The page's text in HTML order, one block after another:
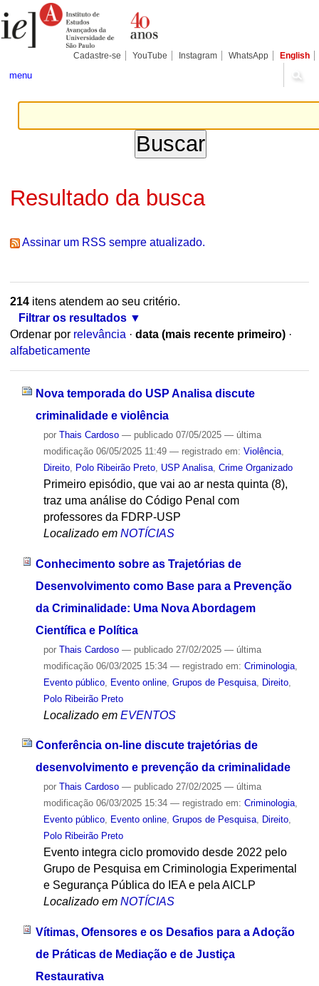
para
conteúdo.
Pessoais
Cadastre-se YouTube Instagram WhatsApp English
menu
Resultado da busca
Assinar um RSS sempre atualizado.
214itens atendem ao seu critério.
Filtrar os resultados
Ordenar por relevância · data (mais recente primeiro) ·
alfabeticamente
Nova temporada do USP Analisa discute
criminalidade e violência
por Thais Cardoso — publicado07/05/2025 — última
modificação06/05/2025 11:49 — registrado em: Violência,
Direito, Polo Ribeirão Preto, USP Analisa, Crime Organizado
Primeiro episódio, que vai ao ar nesta quinta (8),
traz uma análise do Código Penal com
professores da FDRP-USP
Localizado em NOTÍCIAS
Conhecimento sobre as Trajetórias de
Desenvolvimento como Base para a Prevenção
da Criminalidade: Uma Nova Abordagem
Científica e Política
por Thais Cardoso — publicado27/02/2025 — última
modificação06/03/2025 15:34 — registrado em: Criminologia,
Evento público, Evento online, Grupos de Pesquisa, Direito,
Polo Ribeirão Preto
Localizado em EVENTOS
Conferência on-line discute trajetórias de
desenvolvimento e prevenção da criminalidade
por Thais Cardoso — publicado27/02/2025 — última
modificação06/03/2025 15:34 — registrado em: Criminologia,
Evento público, Evento online, Grupos de Pesquisa, Direito,
Polo Ribeirão Preto
Evento integra ciclo promovido desde 2022 pelo
Grupo de Pesquisa em Criminologia Experimental
e Segurança Pública do IEA e pela AICLP
Localizado em NOTÍCIAS
Vítimas, Ofensores e os Desafios para a Adoção
de Práticas de Mediação e de Justiça
Restaurativa